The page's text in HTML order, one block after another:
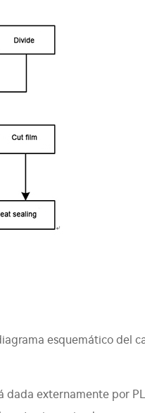
esquemático del
externamente por